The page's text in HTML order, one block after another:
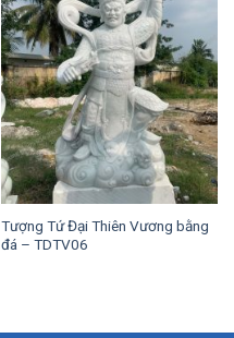
Tượng Tứ Đại Thiên Vương bằng
đá – TDTV06